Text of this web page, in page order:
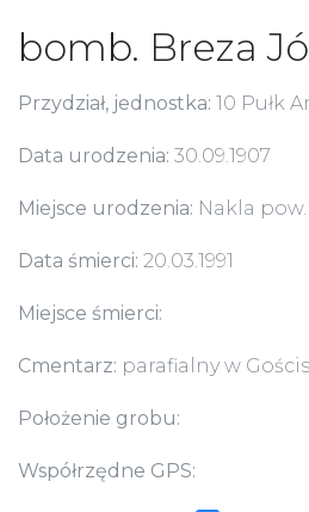
bomb. Breza
Przydział, jednostka: 10 Pułk
Data urodzenia: 30.09.1907
Miejsce urodzenia: Nakla
Data śmierci: 20.03.1991
Miejsce śmierci:
Cmentarz: parafialny w
Położenie grobu:
Współrzędne GPS: